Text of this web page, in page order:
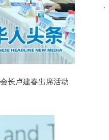
长卢建春出席活动